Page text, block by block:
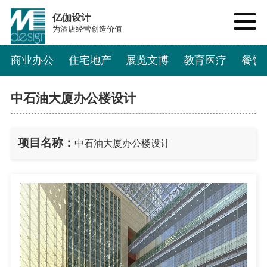
亿伽设计
为酒店经营创造价值
商业办公 住宅地产 展览文博 教育医疗 餐饮
中石油大厦办公楼设计
项目名称： 中石油大厦办公楼设计